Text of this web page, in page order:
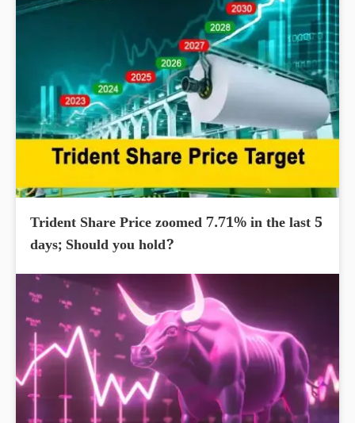
Trident Share Price zoomed 7.71% in the last 5
days; Should you hold?